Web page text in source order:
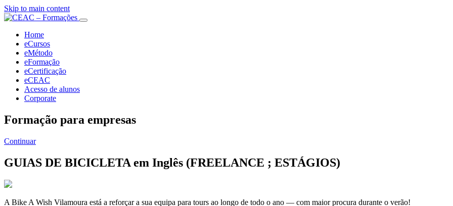
Skip to main content
Home
eCursos
eMétodo
eFormação
eCertificação
eCEAC
Acesso de alunos
Corporate
Formação para empresas
Continuar
GUIAS DE BICICLETA em Inglês (FREELANCE ; ESTÁGIOS)
A Bike A Wish Vilamoura está a reforçar a sua equipa para tours ao longo de todo o ano — com maior procura durante o verão!